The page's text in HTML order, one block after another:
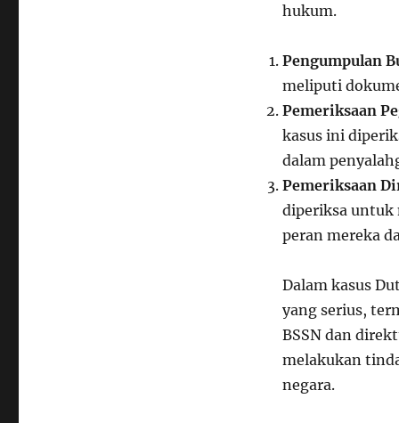
hukum.
Pengumpulan
meliputi
Pemeriksaan
kasus ini
dalam
Pemeriksaan
diperiksa untuk
peran mereka
Dalam kasus
yang serius,
BSSN dan
melakukan
negara.